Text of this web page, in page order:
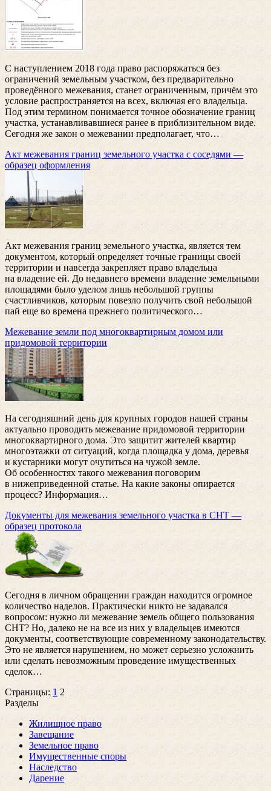
С наступлением 2018 года право распоряжаться без
ограничений земельным участком, без предварительно
проведённого межевания, станет ограниченным, причём это
условие распространяется на всех, включая его владельца.
Под этим термином понимается точное обозначение границ
участка, устанавливавшиеся ранее в приблизительном виде.
Сегодня же закон о межевании предполагает, что…
Акт межевания границ земельного участка с соседями —
образец оформления
Акт межевания границ земельного участка, является тем
документом, который определяет точные границы своей
территории и навсегда закрепляет право владельца
на владение ей. До недавнего времени владение земельными
площадями было уделом лишь небольшой группы
счастливчиков, которым повезло получить свой небольшой
пай еще во времена прежнего политического…
Межевание земли под многоквартирным домом или
придомовой территории
На сегодняшний день для крупных городов нашей страны
актуально проводить межевание придомовой территории
многоквартирного дома. Это защитит жителей квартир
многоэтажки от ситуаций, когда площадка у дома, деревья
и кустарники могут очутиться на чужой земле.
Об особенностях такого межевания поговорим
в нижеприведенной статье. На какие законы опирается
процесс? Информация…
Документы для межевания земельного участка в СНТ —
образец протокола
Сегодня в личном обращении граждан находится огромное
количество наделов. Практически никто не задавался
вопросом: нужно ли межевание земель общего пользования
СНТ? Но, далеко не на все из них у владельцев имеются
документы, соответствующие современному законодательству.
Это не является нарушением, но может серьезно усложнить
или сделать невозможным проведение имущественных
сделок…
Страницы: 1 2
Разделы
Жилищное право
Завещание
Земельное право
Имущественные споры
Наследство
Дарение